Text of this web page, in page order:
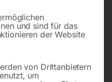
2
für die eine
und sind für das
der Website
von Drittanbietern
um